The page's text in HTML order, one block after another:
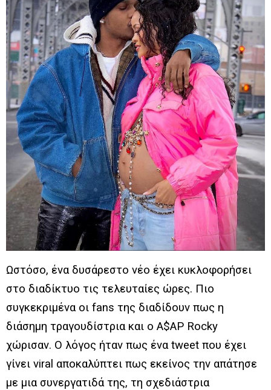
Ωστόσο, ένα δυσάρεστο νέο έχει κυκλοφορήσει
στο διαδίκτυο τις τελευταίες ώρες. Πιο
συγκεκριμένα οι fans της διαδίδουν πως η
διάσημη τραγουδίστρια και ο A$AP Rocky
χώρισαν. Ο λόγος ήταν πως ένα tweet που έχει
γίνει viral αποκαλύπτει πως εκείνος την απάτησε
με μια συνεργατιδά της, τη σχεδιάστρια